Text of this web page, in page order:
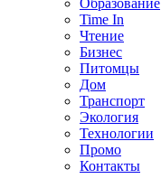
Образование
Time In
Чтение
Бизнес
Питомцы
Дом
Транспорт
Экология
Технологии
Промо
Контакты